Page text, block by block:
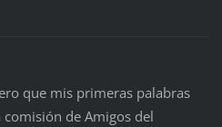
que mis primeras palabras
de Amigos del